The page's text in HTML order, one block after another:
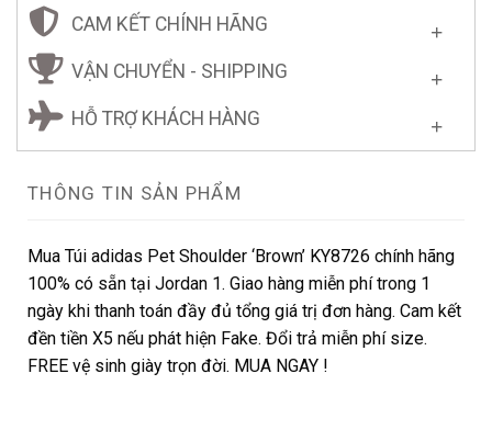
CAM KẾT CHÍNH HÃNG
VẬN CHUYỂN - SHIPPING
HỖ TRỢ KHÁCH HÀNG
THÔNG TIN SẢN PHẨM
Mua Túi adidas Pet Shoulder ‘Brown’ KY8726 chính hãng
100% có sẵn tại Jordan 1. Giao hàng miễn phí trong 1
ngày khi thanh toán đầy đủ tổng giá trị đơn hàng. Cam kết
đền tiền X5 nếu phát hiện Fake. Đổi trả miễn phí size.
FREE vệ sinh giày trọn đời. MUA NGAY !